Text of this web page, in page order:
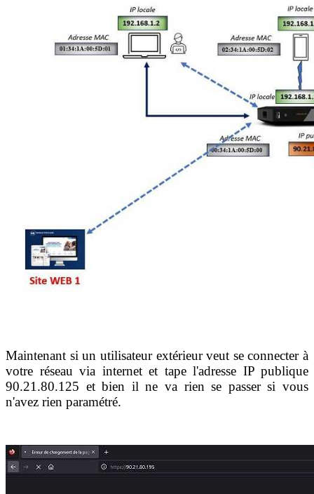
Maintenant si un utilisateur extérieur veut se connecter à
votre réseau via internet et tape l'adresse IP publique
90.21.80.125 et bien il ne va rien se passer si vous
n'avez rien paramétré.